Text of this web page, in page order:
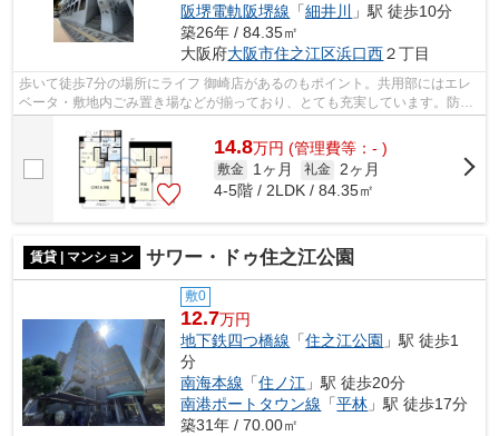
阪堺電軌阪堺線 「細井川 」駅 徒歩10分
築26年 / 84.35㎡
大阪府大阪市住之江区浜口西２丁目
歩いて徒歩7分の場所にライフ 御崎店があるのもポイント。共用部にはエレ
ベータ・敷地内ごみ置き場などが揃っており、とても充実しています。防犯
対策もバッチリなマンションタイプの...
14.8万円 (管理費等：- )
敷金 1ヶ月 礼金
2ヶ月
4-5階 / 2LDK / 84.35㎡
賃貸 | マンション サワー・ドゥ住之江公園
敷0
12.7万円
地下鉄四つ橋線 「住之江公園 」駅 徒歩1
分
南海本線 「住ノ江 」駅 徒歩20分
南港ポートタウン線 「平林 」駅 徒歩17分
築31年 / 70.00㎡